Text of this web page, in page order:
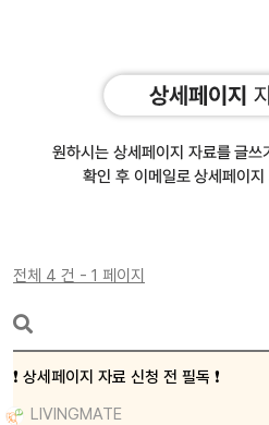
전체 4 건 - 1 페이지
❗ 상세페이지 자료 신청 전 필독 ❗
LIVINGMATE